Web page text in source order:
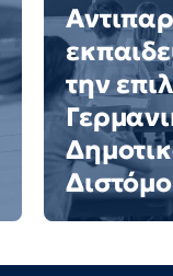
την